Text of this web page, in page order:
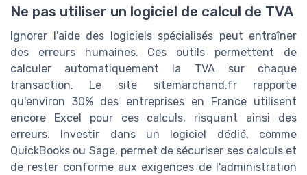
Ne pas utiliser un logiciel de calcul de TVA
Ignorer l'aide des logiciels spécialisés peut entraîner
des erreurs humaines. Ces outils permettent de
calculer automatiquement la TVA sur chaque
transaction. Le site sitemarchand.fr rapporte
qu'environ 30% des entreprises en France utilisent
encore Excel pour ces calculs, risquant ainsi des
erreurs. Investir dans un logiciel dédié, comme
QuickBooks ou Sage, permet de sécuriser ses calculs et
de rester conforme aux exigences de l'administration